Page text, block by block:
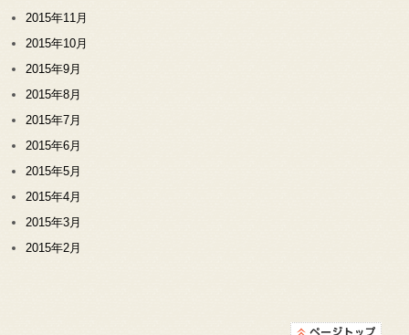
2015年11月
2015年10月
2015年9月
2015年8月
2015年7月
2015年6月
2015年5月
2015年4月
2015年3月
2015年2月